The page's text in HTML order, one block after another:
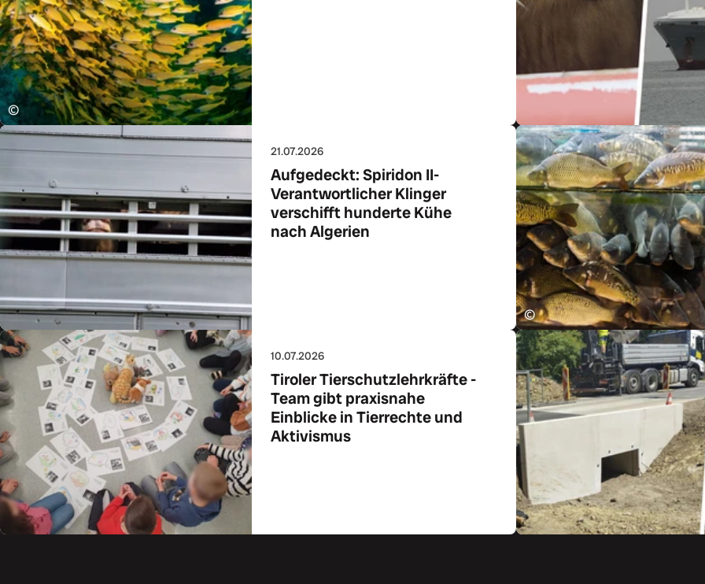
©
21.07.2026
Aufgedeckt: Spiridon II-
Verantwortlicher Klinger
verschifft hunderte Kühe
nach Algerien
©
10.07.2026
Tiroler Tierschutzlehrkräfte -
Team gibt praxisnahe
Einblicke in Tierrechte und
Aktivismus